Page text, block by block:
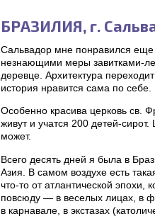
БРАЗИЛИЯ, г.
Сальвадор мне понравился
незнающими меры завитками-
деревце. Архитектура
история нравится сама по
Особенно красива церковь св.
живут и учатся 200 детей-
может.
Всего десять дней я была в
Азия. В самом воздухе есть
что-то от атлантической
повсюду — в веселых лицах, в
в карнавале, в экстазах